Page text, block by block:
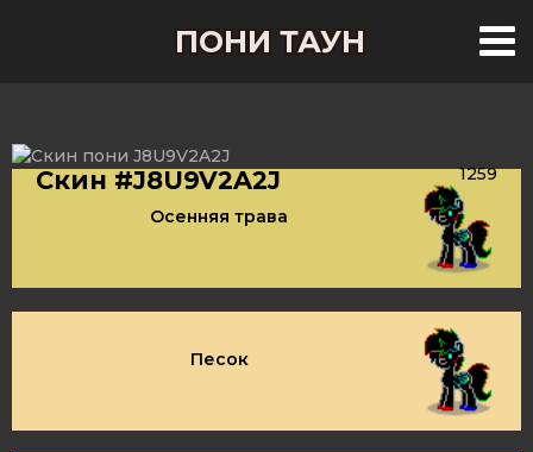
ПОНИ ТАУН
Скин #J8U9V2A2J
1259
Осенняя трава
Песок